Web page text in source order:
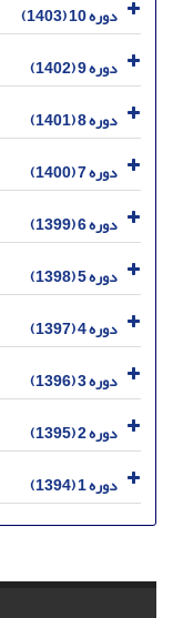
دوره 10 (1403)
دوره 9 (1402)
دوره 8 (1401)
دوره 7 (1400)
دوره 6 (1399)
دوره 5 (1398)
دوره 4 (1397)
دوره 3 (1396)
دوره 2 (1395)
دوره 1 (1394)